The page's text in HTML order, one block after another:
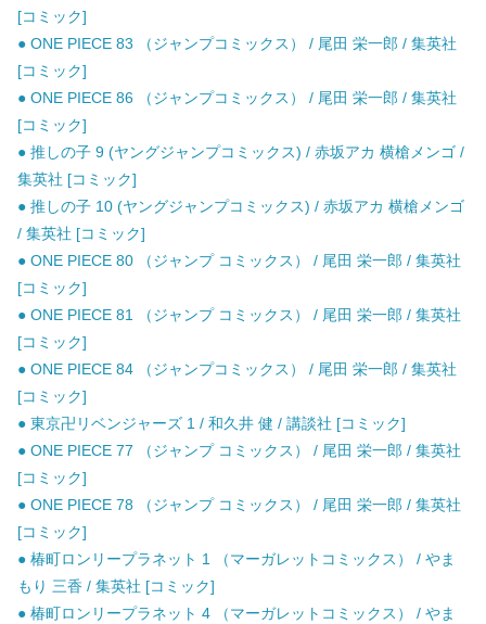
[コミック]
● ONE PIECE 83 （ジャンプコミックス） / 尾田 栄一郎 / 集英社
[コミック]
● ONE PIECE 86 （ジャンプコミックス） / 尾田 栄一郎 / 集英社
[コミック]
● 推しの子 9 (ヤングジャンプコミックス) / 赤坂アカ 横槍メンゴ /
集英社 [コミック]
● 推しの子 10 (ヤングジャンプコミックス) / 赤坂アカ 横槍メンゴ
/ 集英社 [コミック]
● ONE PIECE 80 （ジャンプ コミックス） / 尾田 栄一郎 / 集英社
[コミック]
● ONE PIECE 81 （ジャンプ コミックス） / 尾田 栄一郎 / 集英社
[コミック]
● ONE PIECE 84 （ジャンプコミックス） / 尾田 栄一郎 / 集英社
[コミック]
● 東京卍リベンジャーズ 1 / 和久井 健 / 講談社 [コミック]
● ONE PIECE 77 （ジャンプ コミックス） / 尾田 栄一郎 / 集英社
[コミック]
● ONE PIECE 78 （ジャンプ コミックス） / 尾田 栄一郎 / 集英社
[コミック]
● 椿町ロンリープラネット 1 （マーガレットコミックス） / やま
もり 三香 / 集英社 [コミック]
● 椿町ロンリープラネット 4 （マーガレットコミックス） / やま